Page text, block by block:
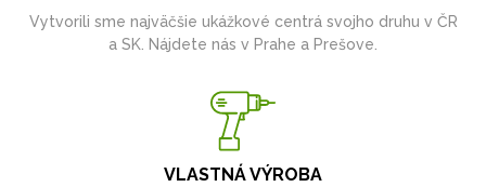
Vytvorili sme najväčšie ukážkové centrá svojho druhu v ČR
a SK. Nájdete nás v Prahe a Prešove.
VLASTNÁ VÝROBA